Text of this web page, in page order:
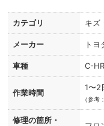
カテゴリ キズ
メーカー トヨ
車種 C-HR
作業時間
1〜2
（参考
修理の箇所・